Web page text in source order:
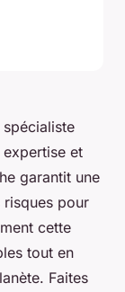
et
garantit une
pour
cette
tout en
Faites